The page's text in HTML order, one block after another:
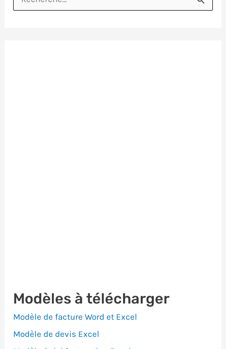
e
Modèles à télécharger
Modèle de facture Word et Excel
Modèle de devis Excel